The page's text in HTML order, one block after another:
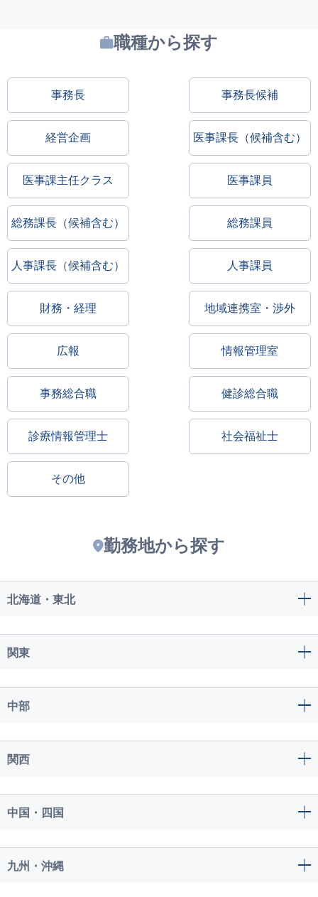
職種から探す
事務長 事務長候補
経営企画 医事課長（候補含む）
医事課主任クラス 医事課員
総務課長（候補含む） 総務課員
人事課長（候補含む） 人事課員
財務・経理 地域連携室・渉外
広報 情報管理室
事務総合職 健診総合職
診療情報管理士 社会福祉士
その他
勤務地から探す
北海道・東北
関東
中部
関西
中国・四国
九州・沖縄